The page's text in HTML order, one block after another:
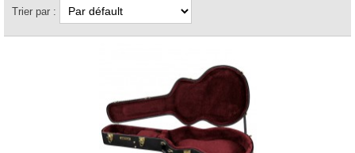
Trier par :